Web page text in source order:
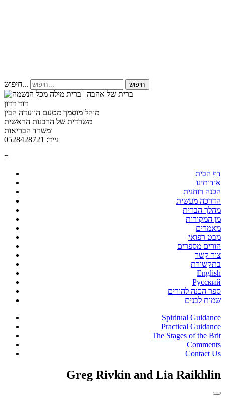
חיפוש... חיפוש
דוד דדון
מוהל מוסמך מטעם הוועדה הבין
משרדית של הרבנות הראשית
ומשרד הבריאות
נייד: 0528428721
=
דף הבית
אודותינו
הכנה רוחנית
הדרכה מעשית
מהלך הברית
מן המקורות
מאמרים
מבט רפואי
הורים מספרים
צור קשר
בתקשורת
English
Русский
ספר הכנה להורים
שמות לבנים
Spiritual Guidance
Practical Guidance
The Stages of the Brit
Comments
Contact Us
Greg Rivkin and Lia Raikhlin